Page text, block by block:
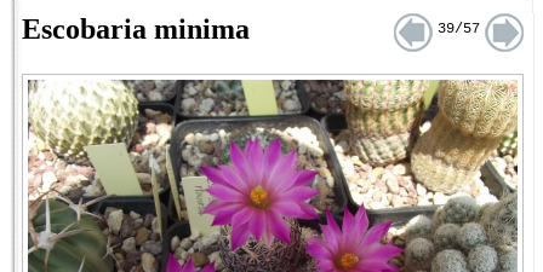
Escobaria minima 39/57